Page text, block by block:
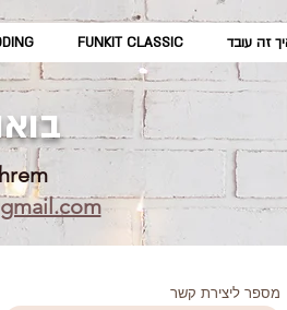
זה עובד FUNKIT CLASSIC
מספר ליצירת קשר